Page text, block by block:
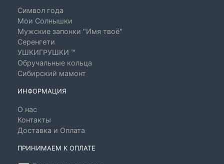
Символ года
Мои Солнышки
Мужские запонки "Имя твоё"
Серенгети
УШКИГРУШКИ ™
Обручальные кольца
Сибирский мамонт
ИНФОРМАЦИЯ
О нас
Контакты
Доставка и Оплата
ПРИНИМАЕМ К ОПЛАТЕ